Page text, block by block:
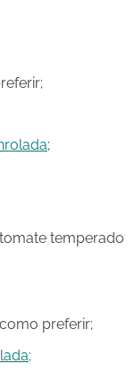
;
temperado
preferir;